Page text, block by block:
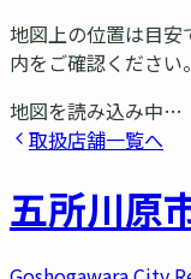
地図上の位置は目安
内をご確認ください。
地図を読み込み中…
取扱店舗一覧へ
五所川原